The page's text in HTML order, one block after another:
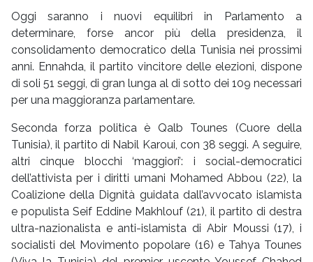
Oggi saranno i nuovi equilibri in Parlamento a
determinare, forse ancor più della presidenza, il
consolidamento democratico della Tunisia nei prossimi
anni. Ennahda, il partito vincitore delle elezioni, dispone
di soli 51 seggi, di gran lunga al di sotto dei 109 necessari
per una maggioranza parlamentare.
Seconda forza politica è Qalb Tounes (Cuore della
Tunisia), il partito di Nabil Karoui, con 38 seggi. A seguire,
altri cinque blocchi ‘maggiori’: i social-democratici
dell’attivista per i diritti umani Mohamed Abbou (22), la
Coalizione della Dignità guidata dall’avvocato islamista
e populista Seif Eddine Makhlouf (21), il partito di destra
ultra-nazionalista e anti-islamista di Abir Moussi (17), i
socialisti del Movimento popolare (16) e Tahya Tounes